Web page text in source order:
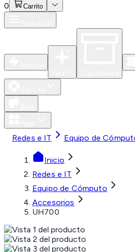
0 Carrito
Redes e IT Equipo de
Inicio
Redes e IT
Equipo de Cómputo
Accesorios
UH700